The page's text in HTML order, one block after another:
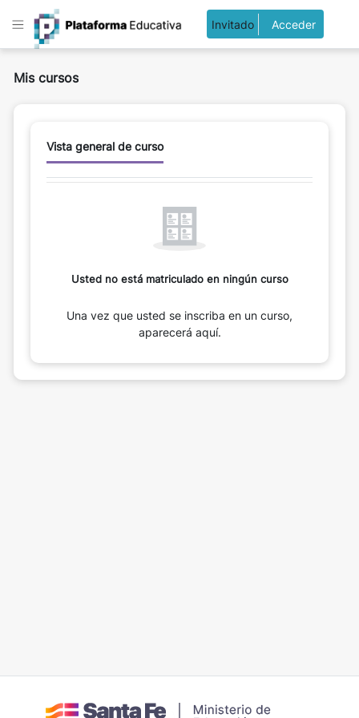
Salta al contenido principal
Panel lateral
Invitado Acceder
Mis cursos
Vista general de curso
Usted no está matriculado en ningún curso
Una vez que usted se inscriba en un curso,
aparecerá aquí.